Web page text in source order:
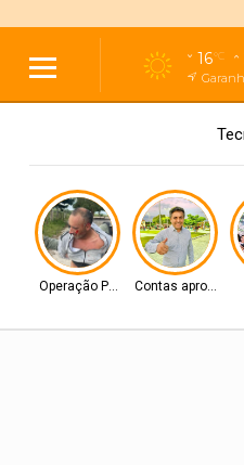
16°C
Operação PolicialContas aprovadas